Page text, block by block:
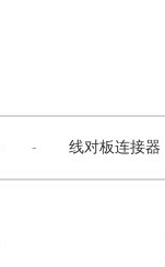
- 线对板连接器